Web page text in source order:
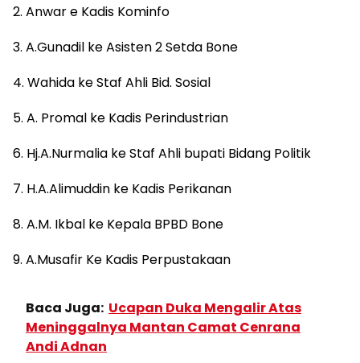
2. Anwar e Kadis Kominfo
3. A.Gunadil ke Asisten 2 Setda Bone
4. Wahida ke Staf Ahli Bid. Sosial
5. A. Promal ke Kadis Perindustrian
6. Hj.A.Nurmalia ke Staf Ahli bupati Bidang Politik
7. H.A.Alimuddin ke Kadis Perikanan
8. A.M. Ikbal ke Kepala BPBD Bone
9. A.Musafir Ke Kadis Perpustakaan
Baca Juga: Ucapan Duka Mengalir Atas
Meninggalnya Mantan Camat Cenrana
Andi Adnan